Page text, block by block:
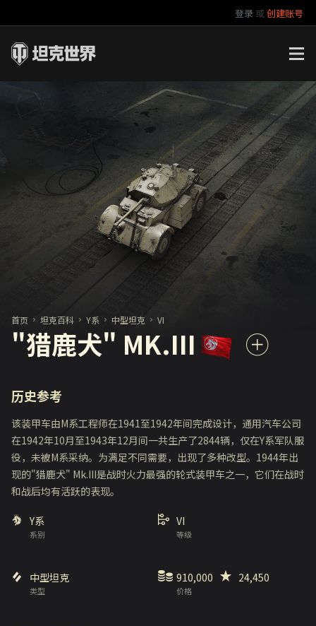
登录 或创建账号
你好，吾久
万圣节
《以战止战》
官方自媒体
首页 坦克百科 Y系 中型坦克 VI
"猎鹿犬" MK.III
历史参考
该装甲车由M系工程师在1941至1942年间完成设计，通用汽车公司
在1942年10月至1943年12月间一共生产了2844辆，仅在Y系军队服
役，未被M系采纳。为满足不同需要，出现了多种改型。1944年出
现的"猎鹿犬" Mk.III是战时火力最强的轮式装甲车之一，它们在战时
和战后均有活跃的表现。
系别
Y系
等级
VI
类型
中型坦克
价格
910,000 24,450